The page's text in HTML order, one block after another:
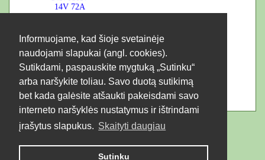
Informuojame, kad šioje svetainėje
naudojami slapukai (angl. cookies).
Sutikdami, paspauskite mygtuką „Sutinku“
arba naršykite toliau. Savo duotą sutikimą
bet kada galėsite atšaukti pakeisdami savo
interneto naršyklės nustatymus ir ištrindami
įrašytus slapukus. Skaityti daugiau
Sutinku
14V 72A